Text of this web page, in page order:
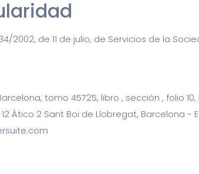
2002, de 11 de julio, de Servicios de la
tomo 45725, libro , sección , folio 10,
Ático 2 Sant Boi de Llobregat, Barcelona -